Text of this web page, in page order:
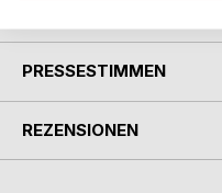
PRESSESTIMMEN
REZENSIONEN